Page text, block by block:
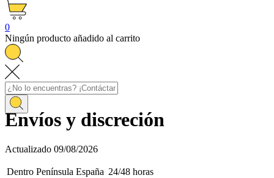
0
Ningún producto añadido al carrito
Atención al Cliente
Envío rápido y discreto
Envíos y discreción
Actualizado 09/08/2026
Dentro Península España 24/48 horas